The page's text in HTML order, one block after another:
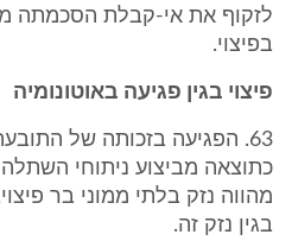
לזקוף את אי-קבלת הסכמתה
בפיצוי.
פיצוי בגין פגיעה באוטונומיה
63. הפגיעה בזכותה של
כתוצאה מביצוע ניתוחי
מהווה נזק בלתי ממוני בר
בגין נזק זה.